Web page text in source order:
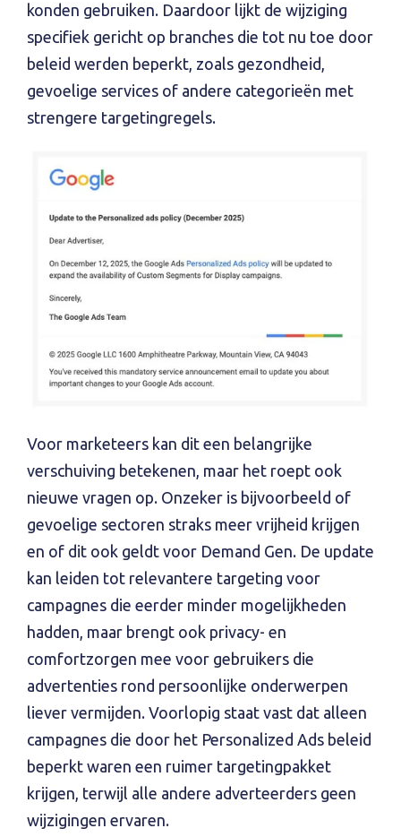
konden gebruiken. Daardoor lijkt de wijziging
specifiek gericht op branches die tot nu toe door
beleid werden beperkt, zoals gezondheid,
gevoelige services of andere categorieën met
strengere targetingregels.
Voor marketeers kan dit een belangrijke
verschuiving betekenen, maar het roept ook
nieuwe vragen op. Onzeker is bijvoorbeeld of
gevoelige sectoren straks meer vrijheid krijgen
en of dit ook geldt voor Demand Gen. De update
kan leiden tot relevantere targeting voor
campagnes die eerder minder mogelijkheden
hadden, maar brengt ook privacy- en
comfortzorgen mee voor gebruikers die
advertenties rond persoonlijke onderwerpen
liever vermijden. Voorlopig staat vast dat alleen
campagnes die door het Personalized Ads beleid
beperkt waren een ruimer targetingpakket
krijgen, terwijl alle andere adverteerders geen
wijzigingen ervaren.